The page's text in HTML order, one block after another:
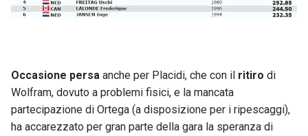
Occasione persa anche per Placidi, che con il ritiro di
Wolfram, dovuto a problemi fisici, e la mancata
partecipazione di Ortega (a disposizione per i ripescaggi),
ha accarezzato per gran parte della gara la speranza di